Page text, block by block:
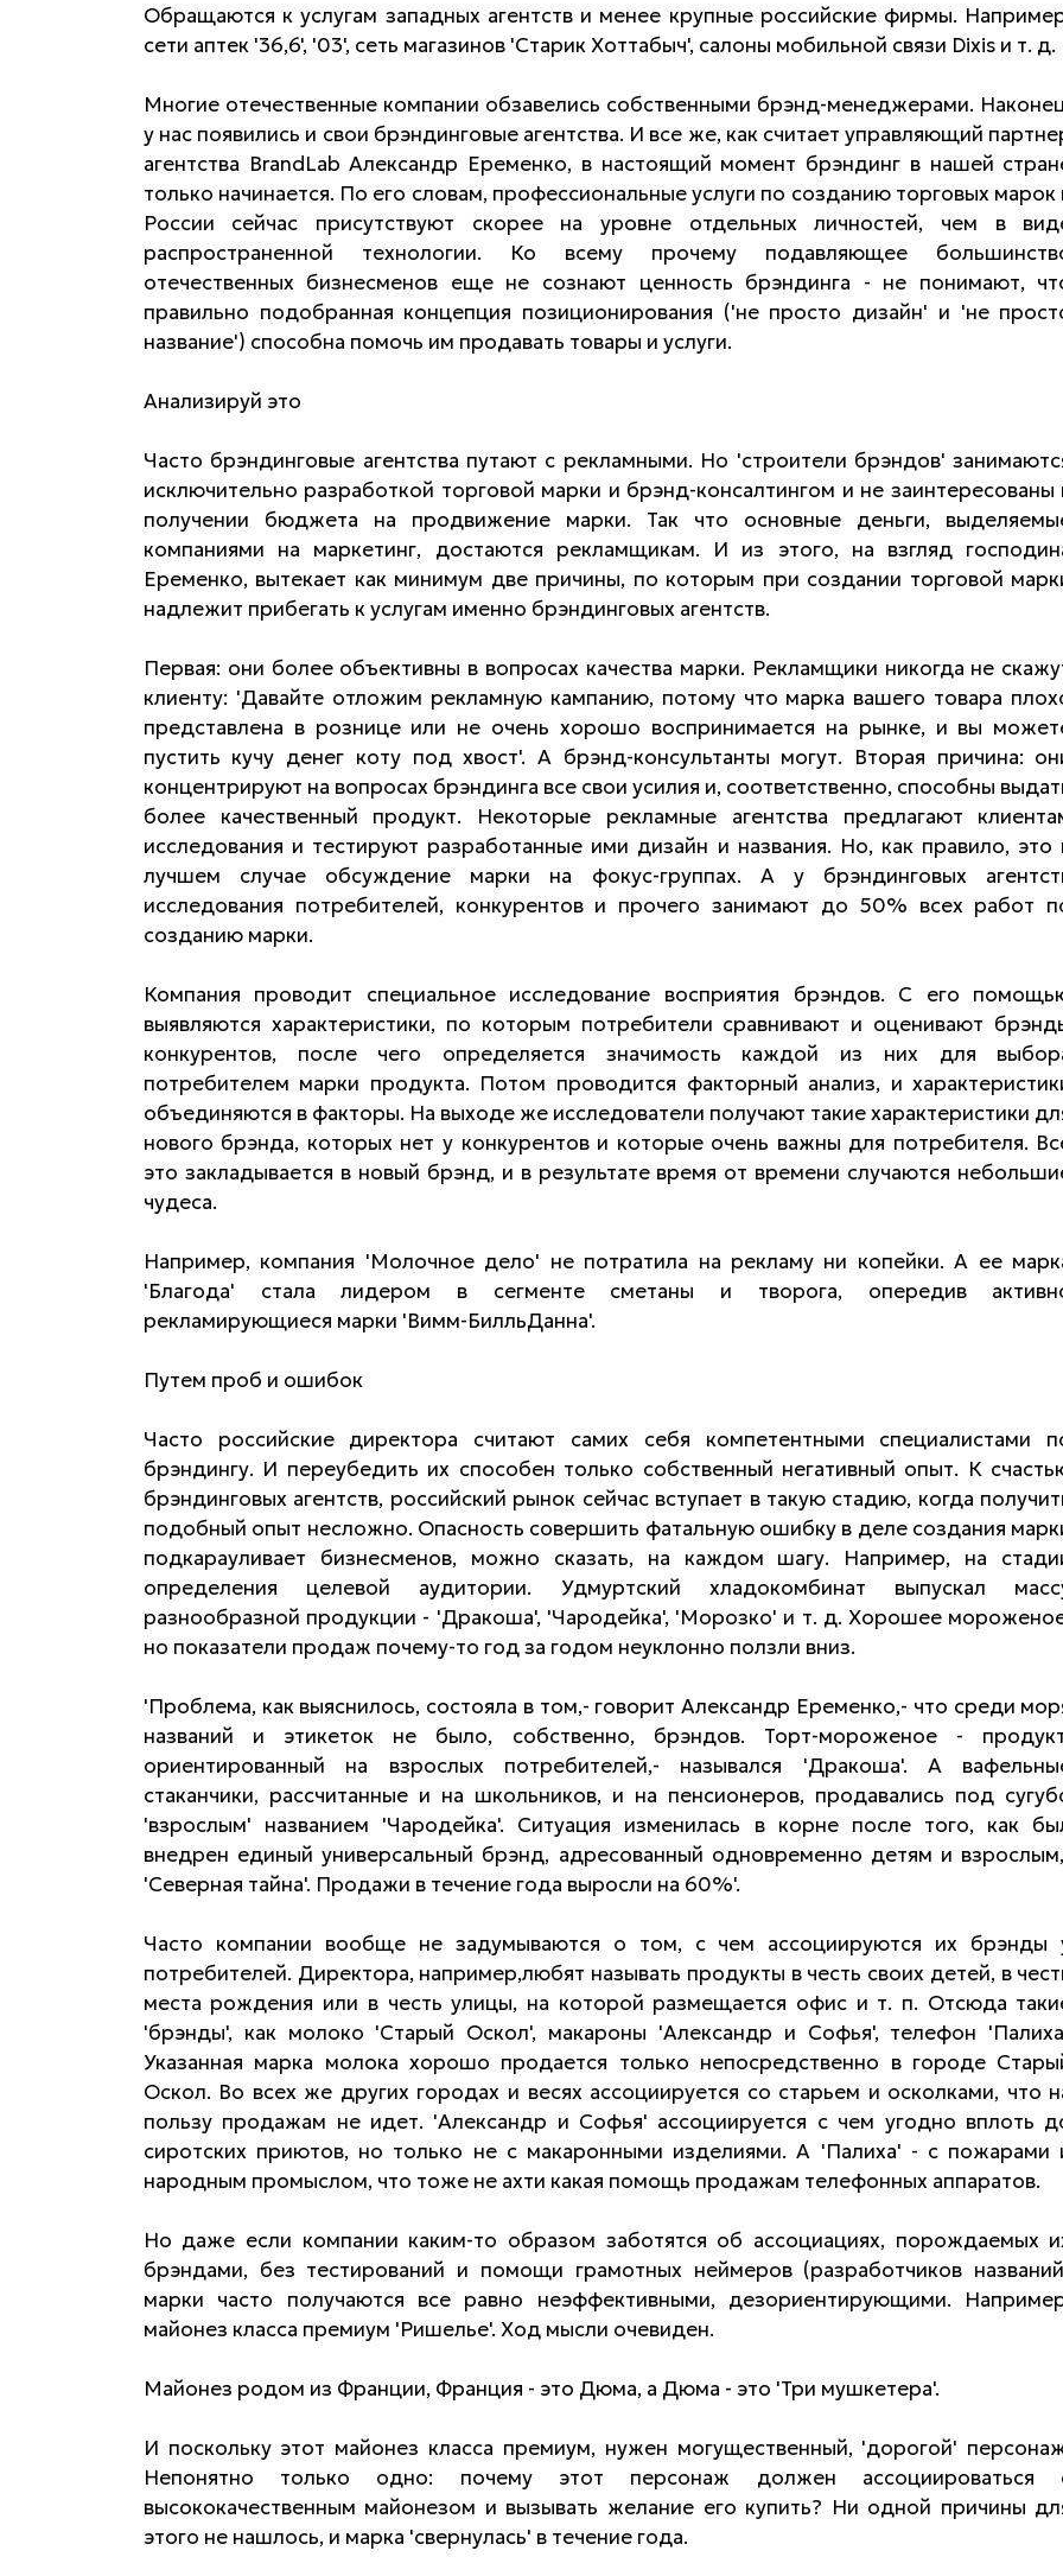
Обращаются к услугам западных агентств и менее крупные российские фирмы.
сети аптек '36,6', '03', сеть магазинов 'Старик Хоттабыч', салоны мобильной связи Dixis и т. д.
Многие отечественные компании обзавелись собственными брэнд-менеджерами.
у нас появились и свои брэндинговые агентства. И все же, как считает управляющий
агентства BrandLab Александр Еременко, в настоящий момент брэндинг в нашей
только начинается. По его словам, профессиональные услуги по созданию торговых марок
России сейчас присутствуют скорее на уровне отдельных личностей, чем в
распространенной технологии. Ко всему прочему подавляющее
отечественных бизнесменов еще не сознают ценность брэндинга - не понимают,
правильно подобранная концепция позиционирования ('не просто дизайн' и 'не
название') способна помочь им продавать товары и услуги.
Анализируй это
Часто брэндинговые агентства путают с рекламными. Но 'строители брэндов'
исключительно разработкой торговой марки и брэнд-консалтингом и не заинтересованы
получении бюджета на продвижение марки. Так что основные деньги,
компаниями на маркетинг, достаются рекламщикам. И из этого, на взгляд
Еременко, вытекает как минимум две причины, по которым при создании торговой
надлежит прибегать к услугам именно брэндинговых агентств.
Первая: они более объективны в вопросах качества марки. Рекламщики никогда не
клиенту: 'Давайте отложим рекламную кампанию, потому что марка вашего товара
представлена в рознице или не очень хорошо воспринимается на рынке, и вы
пустить кучу денег коту под хвост'. А брэнд-консультанты могут. Вторая причина:
концентрируют на вопросах брэндинга все свои усилия и, соответственно, способны
более качественный продукт. Некоторые рекламные агентства предлагают
исследования и тестируют разработанные ими дизайн и названия. Но, как правило, это
лучшем случае обсуждение марки на фокус-группах. А у брэндинговых
исследования потребителей, конкурентов и прочего занимают до 50% всех работ
созданию марки.
Компания проводит специальное исследование восприятия брэндов. С его
выявляются характеристики, по которым потребители сравнивают и оценивают
конкурентов, после чего определяется значимость каждой из них для
потребителем марки продукта. Потом проводится факторный анализ, и
объединяются в факторы. На выходе же исследователи получают такие характеристики
нового брэнда, которых нет у конкурентов и которые очень важны для потребителя.
это закладывается в новый брэнд, и в результате время от времени случаются
чудеса.
Например, компания 'Молочное дело' не потратила на рекламу ни копейки. А ее
'Благода' стала лидером в сегменте сметаны и творога, опередив
рекламирующиеся марки 'Вимм-БилльДанна'.
Путем проб и ошибок
Часто российские директора считают самих себя компетентными специалистами
брэндингу. И переубедить их способен только собственный негативный опыт. К
брэндинговых агентств, российский рынок сейчас вступает в такую стадию, когда
подобный опыт несложно. Опасность совершить фатальную ошибку в деле создания
подкарауливает бизнесменов, можно сказать, на каждом шагу. Например, на
определения целевой аудитории. Удмуртский хладокомбинат выпускал
разнообразной продукции - 'Дракоша', 'Чародейка', 'Морозко' и т. д. Хорошее
но показатели продаж почему-то год за годом неуклонно ползли вниз.
'Проблема, как выяснилось, состояла в том,- говорит Александр Еременко,- что среди
названий и этикеток не было, собственно, брэндов. Торт-мороженое -
ориентированный на взрослых потребителей,- назывался 'Дракоша'. А
стаканчики, рассчитанные и на школьников, и на пенсионеров, продавались под
'взрослым' названием 'Чародейка'. Ситуация изменилась в корне после того, как
внедрен единый универсальный брэнд, адресованный одновременно детям и
'Северная тайна'. Продажи в течение года выросли на 60%'.
Часто компании вообще не задумываются о том, с чем ассоциируются их брэнды
потребителей. Директора, например,любят называть продукты в честь своих детей, в
места рождения или в честь улицы, на которой размещается офис и т. п. Отсюда
'брэнды', как молоко 'Старый Оскол', макароны 'Александр и Софья', телефон
Указанная марка молока хорошо продается только непосредственно в городе
Оскол. Во всех же других городах и весях ассоциируется со старьем и осколками, что
пользу продажам не идет. 'Александр и Софья' ассоциируется с чем угодно вплоть
сиротских приютов, но только не с макаронными изделиями. А 'Палиха' - с пожарами
народным промыслом, что тоже не ахти какая помощь продажам телефонных аппаратов.
Но даже если компании каким-то образом заботятся об ассоциациях, порождаемых
брэндами, без тестирований и помощи грамотных неймеров (разработчиков
марки часто получаются все равно неэффективными, дезориентирующими.
майонез класса премиум 'Ришелье'. Ход мысли очевиден.
Майонез родом из Франции, Франция - это Дюма, а Дюма - это 'Три мушкетера'.
И поскольку этот майонез класса премиум, нужен могущественный, 'дорогой'
Непонятно только одно: почему этот персонаж должен ассоциироваться
высококачественным майонезом и вызывать желание его купить? Ни одной причины
этого не нашлось, и марка 'свернулась' в течение года.